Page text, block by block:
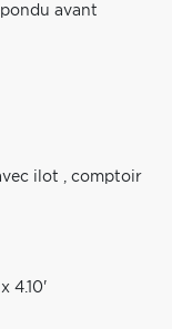
avant
ilot , comptoir
4.10'